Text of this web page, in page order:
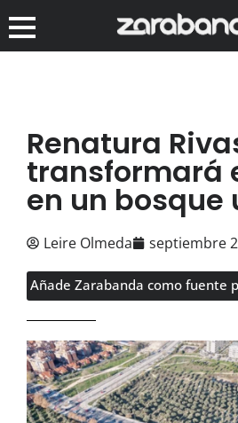
Renatura
transformará
en un bosque
Leire Olmeda septiembre
Añade Zarabanda como fuente